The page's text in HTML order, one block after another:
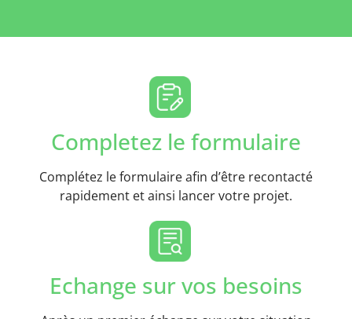
Completez le formulaire
Complétez le formulaire afin d’être recontacté
rapidement et ainsi lancer votre projet.
Echange sur vos besoins